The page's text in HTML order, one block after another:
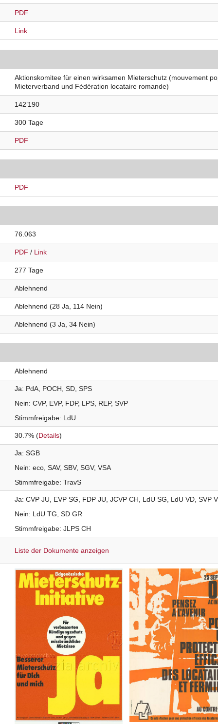
PDF
Link
Aktionskomitee für einen wirksamen Mieterschutz (mouvement
Mieterverband und Fédération locataire romande)
142’190
300 Tage
PDF
PDF
76.063
PDF / Link
277 Tage
Ablehnend
Ablehnend (28 Ja, 114 Nein)
Ablehnend (3 Ja, 34 Nein)
Ablehnend
Ja PdA POCH SD SPS
Nein CVP EVP FDP LPS REP SVP
Stimmfreigabe LdU
30.7% (Details)
Ja SGB
Nein eco SAV SBV SGV VSA
Stimmfreigabe TravS
Ja CVP JU EVP SG FDP JU JCVP CH LdU SG LdU VD SVP
Nein
LdU TG SD GR
Stimmfreigabe JLPS CH
Liste der Dokumente anzeigen